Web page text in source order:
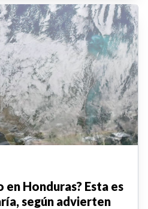
Honduras? Esta es
según advierten